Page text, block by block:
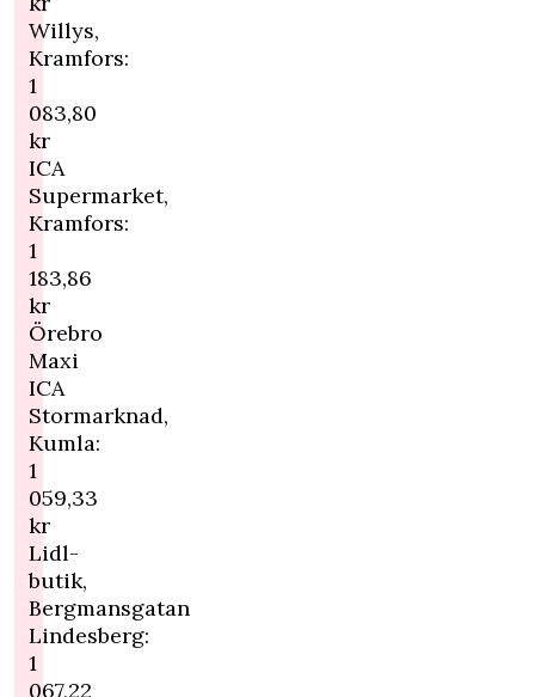
Willys,
Kramfors:
1
083,80
kr
ICA
Supermarket,
Kramfors:
1
183,86
kr
Örebro
Maxi
ICA
Stormarknad,
Kumla:
1
059,33
kr
Lidl-
butik,
Bergmansgatan
Lindesberg:
1
067,22